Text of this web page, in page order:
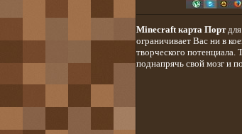
Minecraft карта Портдля
ограничивает Вас ни в
творческого
поднапрячь свой мозг и